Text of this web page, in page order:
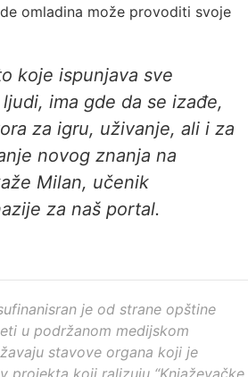
omladina može provoditi svoje
koje ispunjava sve
ima gde da se izađe,
za igru, uživanje, ali i za
novog znanja na
Milan, učenik
za naš portal.
je od strane opštine
u podržanom medijskom
stavove organa koji je
projekta koji ralizuju “Knjaževačke